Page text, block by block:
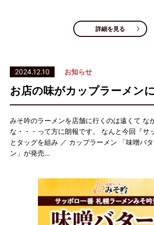
詳細を見る
2024.12.10 お知らせ
お店の味がカップラーメンに
みそ吟のラーメンを店舗に行くのは遠くて な
な・・・って方に朗報です。 なんと今回『サ
とタッグを組み ／ カップラーメン 「味噌バ
ン」が発売…